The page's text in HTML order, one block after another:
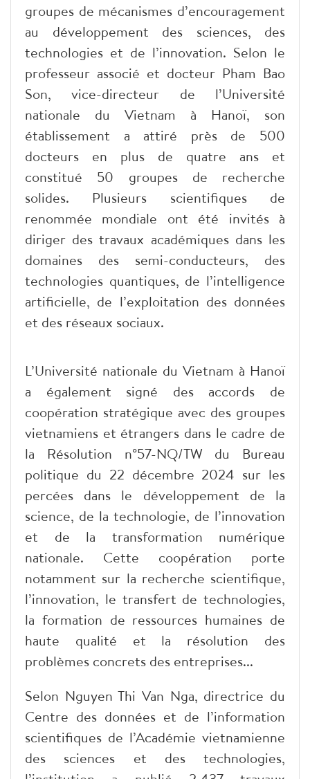
groupes de mécanismes d’encouragement
au développement des sciences, des
technologies et de l’innovation. Selon le
professeur associé et docteur Pham Bao
Son, vice-directeur de l’Université
nationale du Vietnam à Hanoï, son
établissement a attiré près de 500
docteurs en plus de quatre ans et
constitué 50 groupes de recherche
solides. Plusieurs scientifiques de
renommée mondiale ont été invités à
diriger des travaux académiques dans les
domaines des semi-conducteurs, des
technologies quantiques, de l’intelligence
artificielle, de l’exploitation des données
et des réseaux sociaux.
L’Université nationale du Vietnam à Hanoï
a également signé des accords de
coopération stratégique avec des groupes
vietnamiens et étrangers dans le cadre de
la Résolution n°57-NQ/TW du Bureau
politique du 22 décembre 2024 sur les
percées dans le développement de la
science, de la technologie, de l’innovation
et de la transformation numérique
nationale. Cette coopération porte
notamment sur la recherche scientifique,
l’innovation, le transfert de technologies,
la formation de ressources humaines de
haute qualité et la résolution des
problèmes concrets des entreprises...
Selon Nguyen Thi Van Nga, directrice du
Centre des données et de l’information
scientifiques de l’Académie vietnamienne
des sciences et des technologies,